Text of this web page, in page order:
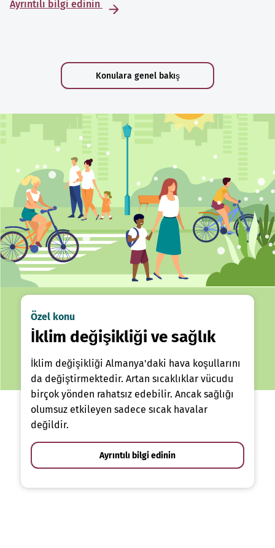
Ayrıntılı bilgi edinin
Konulara genel bakış
Özel konu
İklim değişikliği ve sağlık
İklim değişikliği Almanya'daki hava koşullarını
da değiştirmektedir. Artan sıcaklıklar vücudu
birçok yönden rahatsız edebilir. Ancak sağlığı
olumsuz etkileyen sadece sıcak havalar
değildir.
Ayrıntılı bilgi edinin